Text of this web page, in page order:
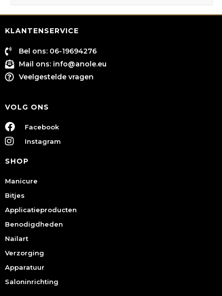
KLANTENSERVICE
Bel ons: 06-19694276
Mail ons: info@anole.eu
Veelgestelde vragen
VOLG ONS
Facebook
Instagram
SHOP
Manicure
Bitjes
Applicatieproducten
Benodigdheden
Nailart
Verzorging
Apparatuur
Saloninrichting